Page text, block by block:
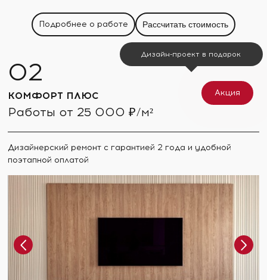
Подробнее о работе Рассчитать стоимость
КОМФОРТ ПЛЮС
Работы от 25 000 ₽/м²
Дизайнерский ремонт с гарантией 2 года и удобной
поэтапной оплатой
Акция
Дизайн-проект в подарок